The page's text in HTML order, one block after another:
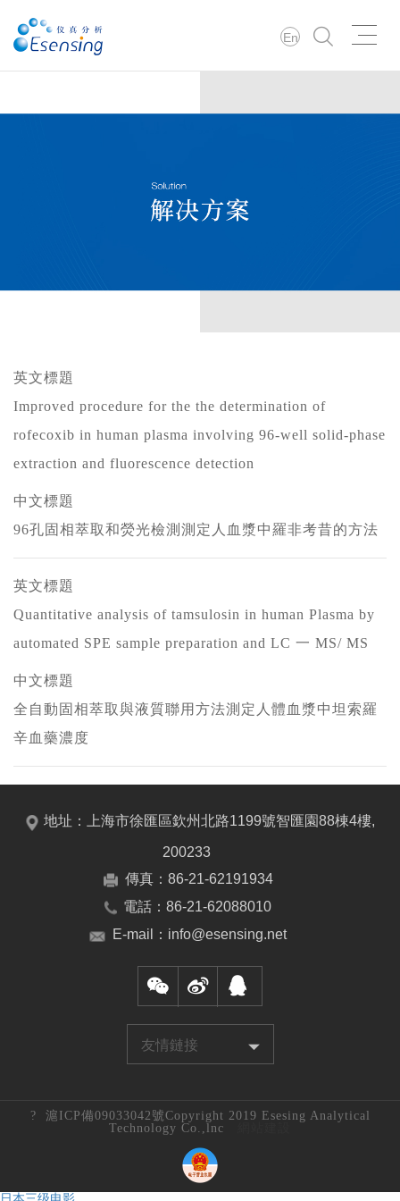
En
英文標題
Improved procedure for the the determination of
rofecoxib in human plasma involving 96-well solid-phase
extraction and fluorescence detection
中文標題
96孔固相萃取和熒光檢測測定人血漿中羅非考昔的方法
英文標題
Quantitative analysis of tamsulosin in human Plasma by
automated SPE sample preparation and LC 一 MS/ MS
中文標題
全自動固相萃取與液質聯用方法測定人體血漿中坦索羅
辛血藥濃度
地址：上海市徐匯區欽州北路1199號智匯園88棟4樓,
200233
傳真：86-21-62191934
電話：86-21-62088010
E-mail：info@esensing.net
友情鏈接
? 滬ICP備09033042號Copyright 2019 Esesing Analytical
Technology Co.,lnc